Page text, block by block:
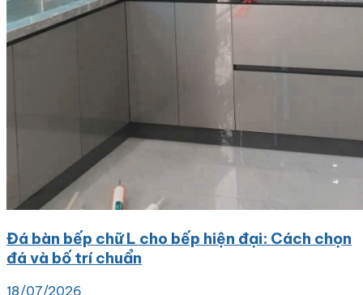
Đá bàn bếp chữ L cho bếp hiện đại: Cách chọn
đá và bố trí chuẩn
18/07/2026